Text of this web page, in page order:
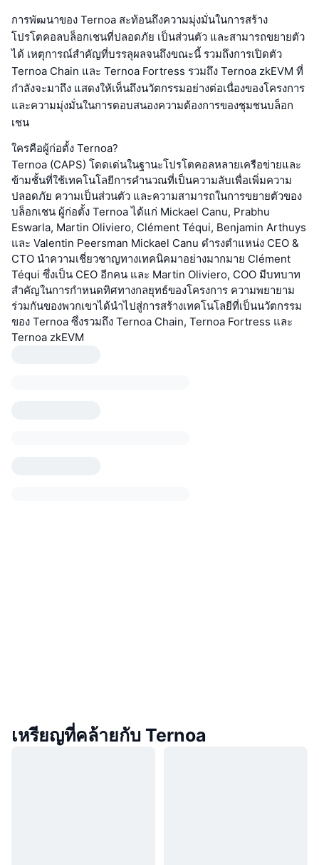
การพัฒนาของ Ternoa สะท้อนถึงความมุ่งมั่นในการสร้าง
โปรโตคอลบล็อกเชนที่ปลอดภัย เป็นส่วนตัว และสามารถขยายตัว
ได้ เหตุการณ์สำคัญที่บรรลุผลจนถึงขณะนี้ รวมถึงการเปิดตัว
Ternoa Chain และ Ternoa Fortress รวมถึง Ternoa zkEVM ที่
กำลังจะมาถึง แสดงให้เห็นถึงนวัตกรรมอย่างต่อเนื่องของโครงการ
และความมุ่งมั่นในการตอบสนองความต้องการของชุมชนบล็อก
เชน
ใครคือผู้ก่อตั้ง Ternoa?
Ternoa (CAPS) โดดเด่นในฐานะโปรโตคอลหลายเครือข่ายและ
ข้ามชั้นที่ใช้เทคโนโลยีการคำนวณที่เป็นความลับเพื่อเพิ่มความ
ปลอดภัย ความเป็นส่วนตัว และความสามารถในการขยายตัวของ
บล็อกเชน ผู้ก่อตั้ง Ternoa ได้แก่ Mickael Canu, Prabhu
Eswarla, Martin Oliviero, Clément Téqui, Benjamin Arthuys
และ Valentin Peersman Mickael Canu ดำรงตำแหน่ง CEO &
CTO นำความเชี่ยวชาญทางเทคนิคมาอย่างมากมาย Clément
Téqui ซึ่งเป็น CEO อีกคน และ Martin Oliviero, COO มีบทบาท
สำคัญในการกำหนดทิศทางกลยุทธ์ของโครงการ ความพยายาม
ร่วมกันของพวกเขาได้นำไปสู่การสร้างเทคโนโลยีที่เป็นนวัตกรรม
ของ Ternoa ซึ่งรวมถึง Ternoa Chain, Ternoa Fortress และ
Ternoa zkEVM
เหรียญที่คล้ายกับ Ternoa